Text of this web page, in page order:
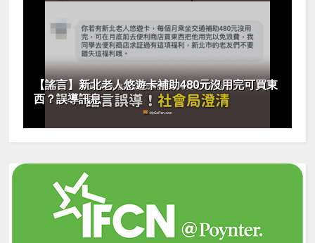
【謠言】新北老人悠遊卡補助480元沒用完可買東
西？誤導訊息